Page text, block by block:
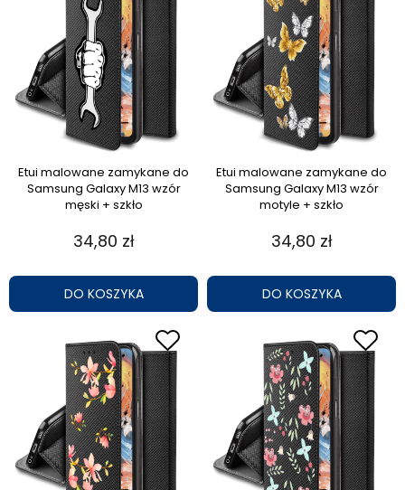
Etui malowane zamykane do
Samsung Galaxy M13 wzór
męski + szkło
34,80 zł
DO KOSZYKA
Etui malowane zamykane do
Samsung Galaxy M13 wzór
motyle + szkło
34,80 zł
DO KOSZYKA